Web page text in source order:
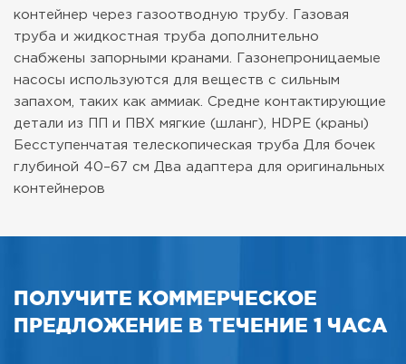
контейнер через газоотводную трубу. Газовая
труба и жидкостная труба дополнительно
снабжены запорными кранами.
Газонепроницаемые
насосы используются для веществ с сильным
запахом, таких как аммиак. Средне контактирующие
детали из ПП и ПВХ мягкие (шланг), HDPE (краны)
Бесступенчатая телескопическая труба Для бочек
глубиной 40–67 см Два адаптера для оригинальных
контейнеров
ПОЛУЧИТЕ КОММЕРЧЕСКОЕ
ПРЕДЛОЖЕНИЕ В ТЕЧЕНИЕ 1 ЧАСА